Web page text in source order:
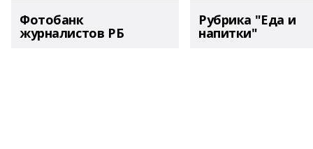
Фотобанк
журналистов РБ
Рубрика "Еда и
напитки"